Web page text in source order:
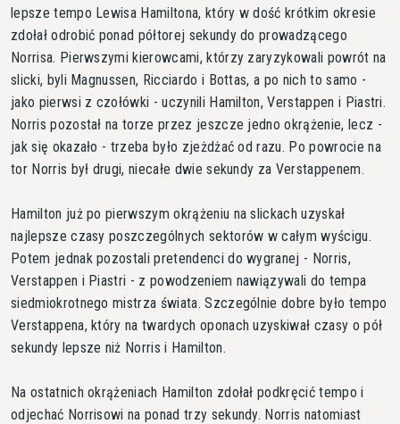
lepsze tempo Lewisa Hamiltona, który w dość krótkim okresie
zdołał odrobić ponad półtorej sekundy do prowadzącego
Norrisa. Pierwszymi kierowcami, którzy zaryzykowali powrót na
slicki, byli Magnussen, Ricciardo i Bottas, a po nich to samo -
jako pierwsi z czołówki - uczynili Hamilton, Verstappen i Piastri.
Norris pozostał na torze przez jeszcze jedno okrążenie, lecz -
jak się okazało - trzeba było zjeżdżać od razu. Po powrocie na
tor Norris był drugi, niecałe dwie sekundy za Verstappenem.
Hamilton już po pierwszym okrążeniu na slickach uzyskał
najlepsze czasy poszczególnych sektorów w całym wyścigu.
Potem jednak pozostali pretendenci do wygranej - Norris,
Verstappen i Piastri - z powodzeniem nawiązywali do tempa
siedmiokrotnego mistrza świata. Szczególnie dobre było tempo
Verstappena, który na twardych oponach uzyskiwał czasy o pół
sekundy lepsze niż Norris i Hamilton.
Na ostatnich okrążeniach Hamilton zdołał podkręcić tempo i
odjechać Norrisowi na ponad trzy sekundy. Norris natomiast